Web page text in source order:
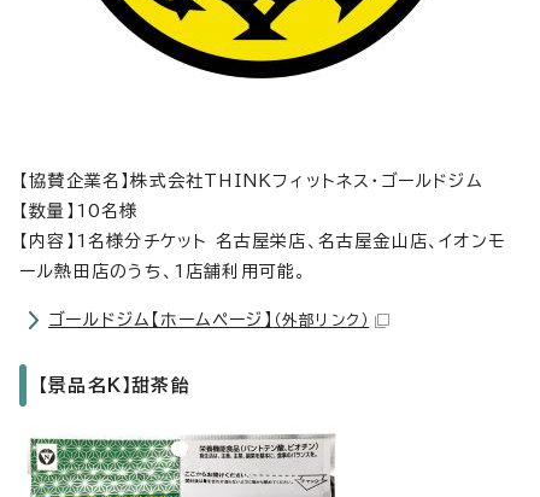
【協賛企業名】株式会社THINKフィットネス・ゴールドジム
【数量】10名様
【内容】1名様分チケット 名古屋栄店、名古屋金山店、イオンモ
ール熱田店のうち、1店舗利用可能。
ゴールドジム【ホームページ】 （外部リンク）
【景品名K】甜茶飴